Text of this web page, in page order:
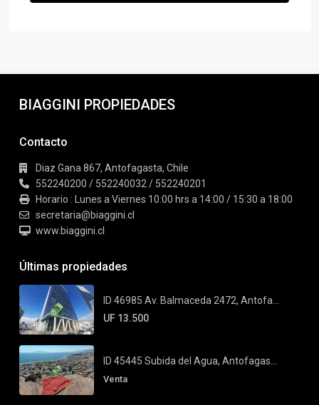
BIAGGINI PROPIEDADES
Contacto
Diaz Gana 867, Antofagasta, Chile
552240200 / 552240032 / 552240201
Horario : Lunes a Viernes 10:00 hrs a 14:00 / 15:30 a 18:00
secretaria@biaggini.cl
www.biaggini.cl
Últimas propiedades
ID 46985 Av. Balmaceda 2472, Antofa...
UF 13.500
ID 45445 Subida del Agua, Antofagas...
Venta